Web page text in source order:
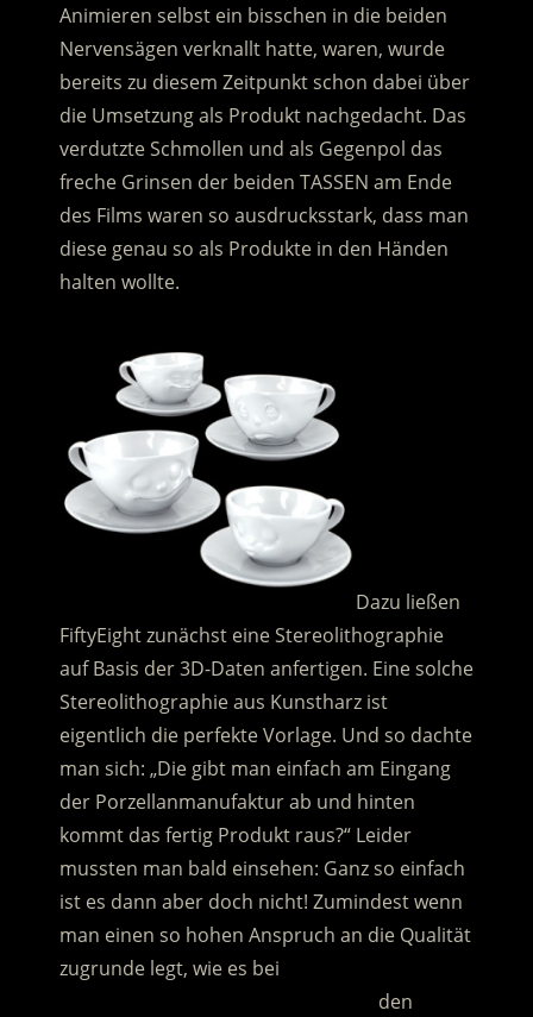
Animieren selbst ein bisschen in die beiden
Nervensägen verknallt hatte, waren, wurde
bereits zu diesem Zeitpunkt schon dabei über
die Umsetzung als Produkt nachgedacht. Das
verdutzte Schmollen und als Gegenpol das
freche Grinsen der beiden TASSEN am Ende
des Films waren so ausdrucksstark, dass man
diese genau so als Produkte in den Händen
halten wollte.
Dazu ließen
FiftyEight zunächst eine Stereolithographie
auf Basis der 3D-Daten anfertigen. Eine solche
Stereolithographie aus Kunstharz ist
eigentlich die perfekte Vorlage. Und so dachte
man sich: „Die gibt man einfach am Eingang
der Porzellanmanufaktur ab und hinten
kommt das fertig Produkt raus?“ Leider
mussten man bald einsehen: Ganz so einfach
ist es dann aber doch nicht! Zumindest wenn
man einen so hohen Anspruch an die Qualität
zugrunde legt, wie es bei
den